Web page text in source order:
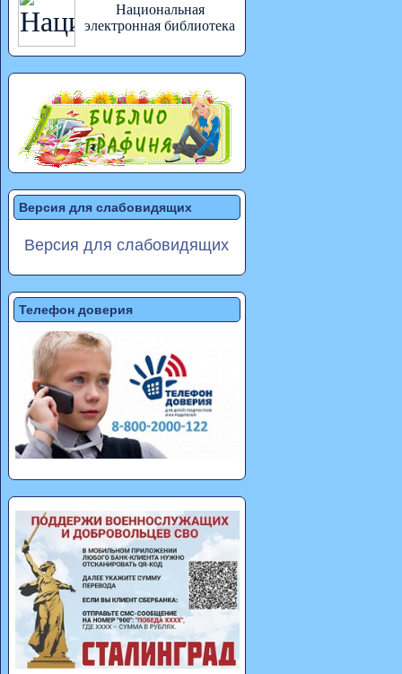
Национальная
электронная библиотека
Версия для слабовидящих
Версия для слабовидящих
Телефон доверия